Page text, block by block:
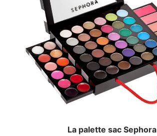
La palette sac Sephora